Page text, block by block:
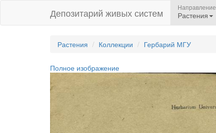
Депозитарий живых систем Направление
Растения
Растения Коллекции Гербарий МГУ
Полное изображение